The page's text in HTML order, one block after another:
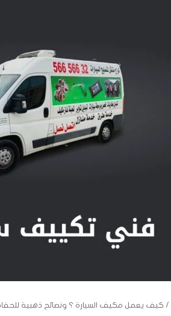
/ كيف يعمل مكيف السيارة ؟ ونصائح ذهبية